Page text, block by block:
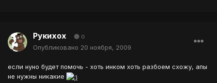
Рукихох 0
Опубликовано 20 ноября, 2009
если нуно будет помочь - хоть инком хоть разбоем схожу, апы
не нужны никакие